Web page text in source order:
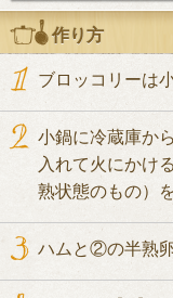
作り方
ブロッコリーは
小鍋に冷蔵庫か
入れて火にかけ
熟状態のもの）
ハムと②の半熟